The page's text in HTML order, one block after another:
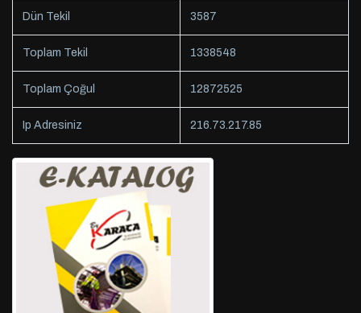
Dün Tekil 3587
Toplam Tekil 1338548
Toplam Çoğul 12872525
Ip Adresiniz 216.73.217.85